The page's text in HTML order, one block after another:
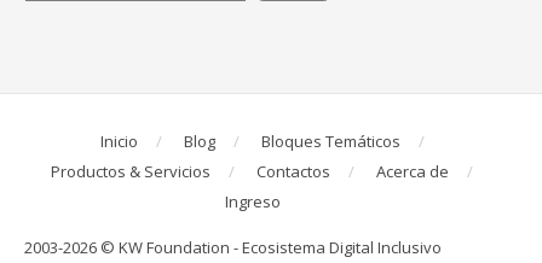
Inicio Blog
Bloques Temáticos
Productos & Servicios
Contactos
Acerca de
Ingreso
2003-2026 © KW Foundation - Ecosistema Digital Inclusivo